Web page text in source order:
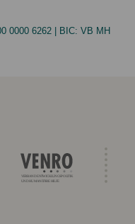
0000 6262 | BIC: VB MH